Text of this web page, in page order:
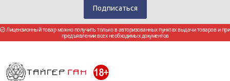
Лицензионный товар можно получить только в авторизованных пунктах выдачи товаров и при
предъявлении всех необходимых документов